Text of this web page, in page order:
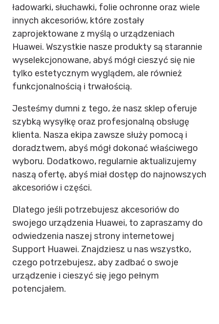
ładowarki, słuchawki, folie ochronne oraz wiele
innych akcesoriów, które zostały
zaprojektowane z myślą o urządzeniach
Huawei. Wszystkie nasze produkty są starannie
wyselekcjonowane, abyś mógł cieszyć się nie
tylko estetycznym wyglądem, ale również
funkcjonalnością i trwałością.
Jesteśmy dumni z tego, że nasz sklep oferuje
szybką wysyłkę oraz profesjonalną obsługę
klienta. Nasza ekipa zawsze służy pomocą i
doradztwem, abyś mógł dokonać właściwego
wyboru. Dodatkowo, regularnie aktualizujemy
naszą ofertę, abyś miał dostęp do najnowszych
akcesoriów i części.
Dlatego jeśli potrzebujesz akcesoriów do
swojego urządzenia Huawei, to zapraszamy do
odwiedzenia naszej strony internetowej
Support Huawei. Znajdziesz u nas wszystko,
czego potrzebujesz, aby zadbać o swoje
urządzenie i cieszyć się jego pełnym
potencjałem.